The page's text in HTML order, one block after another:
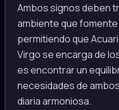
Ambos signos deben
ambiente que fomente
permitiendo que
Virgo se encarga de
es encontrar un
necesidades de
diaria armoniosa.